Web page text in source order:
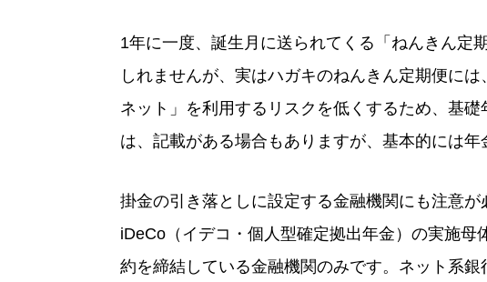
1年に一度、誕生月に送られてくる「ねんきん定
しれませんが、実はハガキのねんきん定期便に
ネット」を利用するリスクを低くするため、基
は、記載がある場合もありますが、基本的には年
掛金の引き落としに設定する金融機関にも注意
iDeCo（イデコ・個人型確定拠出年金）の実施
約を締結している金融機関のみです。ネット系